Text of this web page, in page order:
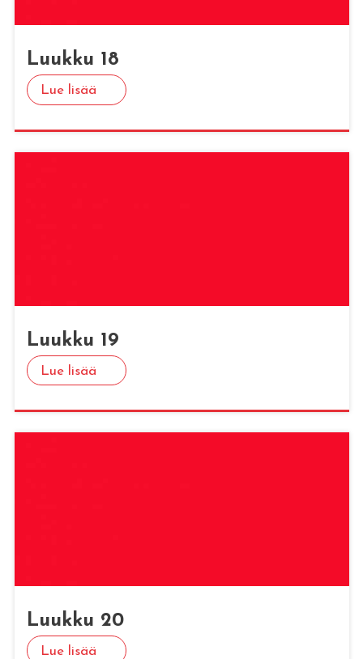
Luuk­ku 18
Lue lisää
Luuk­ku 19
Lue lisää
Luuk­ku 20
Lue lisää